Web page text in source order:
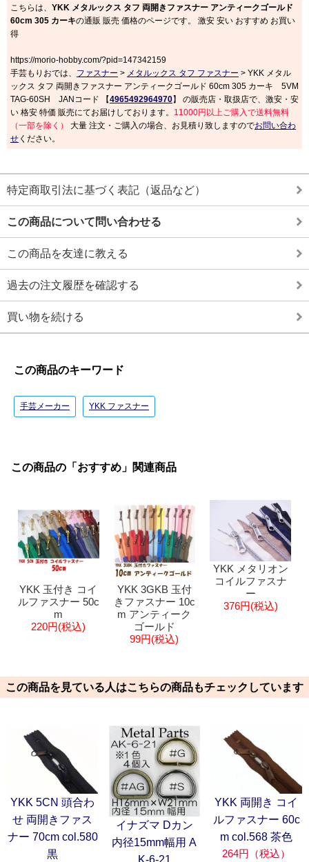
こちらは、 YKK メタルックス タフ 両開きファスナー アンティークゴールド
60cm 305 カーキの通販 販売 価格のページです。 激安 安い おすすめ お買い
得
https://morio-hobby.com/?pid=147342159
手芸もりおでは、 ファスナー > メタルックス タフ ファスナー > YKK メタル
ックス タフ 両開きファスナー アンティークゴールド 60cm 305 カーキ 5VM
TAG-60SH JANコード 【4965492964970】 の販売店・取扱店で、激安・安
い 格安 特価 販売にてお届けしております。 11000円以上ご購入で送料無料
（一部を除く）
大量 注文・ご購入の場合、お見積り致しますのでお問い合わ
せ ください。
特定商取引法に基づく表記（返品など）
この商品について問い合わせる
この商品を友達に教える
過去の注文履歴を確認する
買い物を続ける
この商品のキーワード
手芸メーカー YKK ファスナー
この商品の「おすすめ」関連商品
YKK 玉付き コイ
ルファスナー 50c
m
220円(税込)
YKK 3GKB 玉付
きファスナー 10c
m アンティーク
ゴールド
99円(税込)
YKK メタリオン
コイルファスナ
ー
376円(税込)
この商品を見ている人はこちらの商品もチェックしています
YKK 5CN 頭合わ
せ 両開きファス
ナー 70cm col.580
黒
イナズマ Dカン
内径15mm幅用 A
K-6-21
YKK 両開き コイ
ルファスナー 60c
m col.568 茶色
264円（税込）